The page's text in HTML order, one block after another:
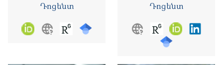
Դոցենտ Դոցենտ